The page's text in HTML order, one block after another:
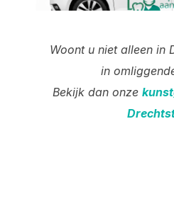
Woont u niet alleen in
in
Bekijk dan onze